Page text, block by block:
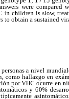
were compared
children is slow,
to obtain a sustained
a nivel
hallazgo en
por VHC ocurre en
y 60%